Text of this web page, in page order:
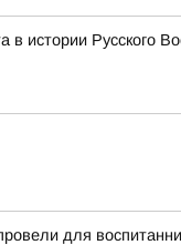
в истории Русского
для